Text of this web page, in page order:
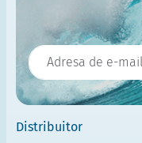
Distribuitor